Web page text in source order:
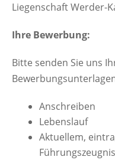
Liegenschaft Werder-
Ihre Bewerbung:
Bitte senden Sie uns
Anschreiben
Lebenslauf
Aktuellem,